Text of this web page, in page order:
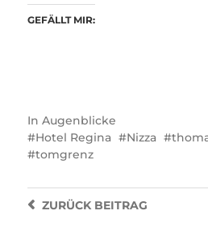
GEFÄLLT MIR:
In Augenblicke
Hotel Regina
Nizza
tomgrenz
ZURÜCKBEITRAG